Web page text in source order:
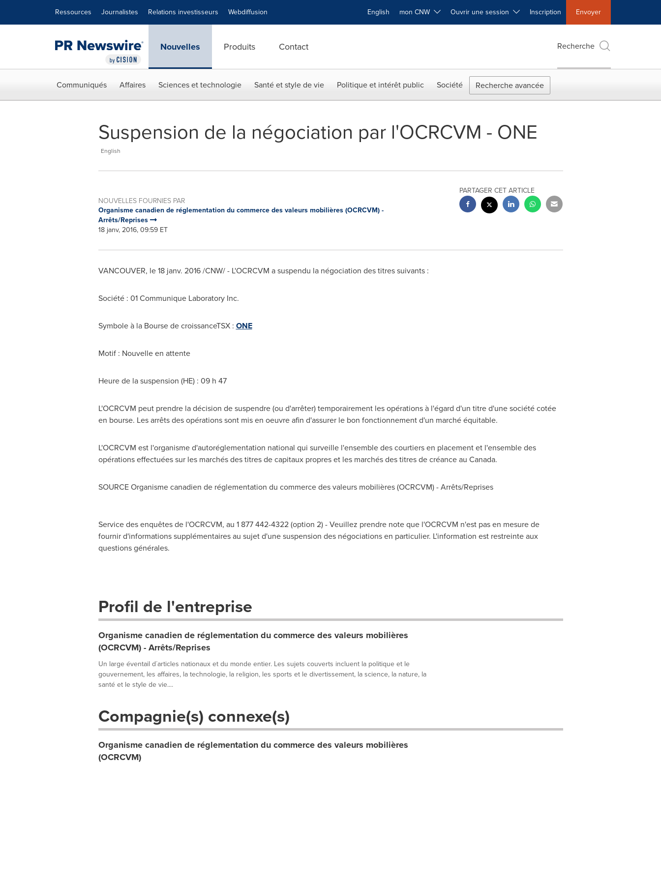
Ressources Journalistes Relations investisseurs Webdiffusion English mon CNW Ouvrir une session Inscription Envoyer
Nouvelles Produits Contact Recherche
Communiqués Affaires Sciences et technologie Santé et style de vie Politique et intérêt public Société Recherche avancée
Suspension de la négociation par l'OCRCVM - ONE
English
NOUVELLES FOURNIES PAR
Organisme canadien de réglementation du commerce des valeurs mobilières (OCRCVM) -
Arrêts/Reprises
18 janv, 2016, 09:59 ET
PARTAGER CET ARTICLE
VANCOUVER, le 18 janv. 2016 /CNW/ - L'OCRCVM a suspendu la négociation des titres suivants :
Société : 01 Communique Laboratory Inc.
Symbole à la Bourse de croissanceTSX : ONE
Motif : Nouvelle en attente
Heure de la suspension (HE) : 09 h 47
L'OCRCVM peut prendre la décision de suspendre (ou d'arrêter) temporairement les opérations à l'égard d'un titre d'une société cotée
en bourse. Les arrêts des opérations sont mis en oeuvre afin d'assurer le bon fonctionnement d'un marché équitable.
L'OCRCVM est l'organisme d'autoréglementation national qui surveille l'ensemble des courtiers en placement et l'ensemble des
opérations effectuées sur les marchés des titres de capitaux propres et les marchés des titres de créance au Canada.
SOURCE Organisme canadien de réglementation du commerce des valeurs mobilières (OCRCVM) - Arrêts/Reprises
Service des enquêtes de l'OCRCVM, au 1 877 442-4322 (option 2) - Veuillez prendre note que l'OCRCVM n'est pas en mesure de
fournir d'informations supplémentaires au sujet d'une suspension des négociations en particulier. L'information est restreinte aux
questions générales.
Profil de l'entreprise
Organisme canadien de réglementation du commerce des valeurs mobilières
(OCRCVM) - Arrêts/Reprises
Un large éventail d´articles nationaux et du monde entier. Les sujets couverts incluent la politique et le
gouvernement, les affaires, la technologie, la religion, les sports et le divertissement, la science, la nature, la
santé et le style de vie....
Compagnie(s) connexe(s)
Organisme canadien de réglementation du commerce des valeurs mobilières
(OCRCVM)